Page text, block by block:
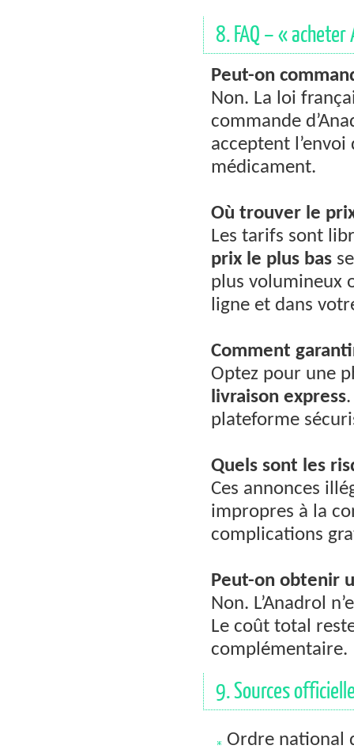
8. FAQ – «
Peut-on
Non. La loi
commande
acceptent
médicament.
Où trouver le
Les tarifs sont
prix le plus bas
plus volumineux
ligne et dans
Comment
Optez pour une
livraison express
plateforme
Quels sont les
Ces annonces
impropres à la
complications
Peut-on obtenir
Non. L’Anadrol
Le coût total
complémentaire.
9. Sources
Ordre national